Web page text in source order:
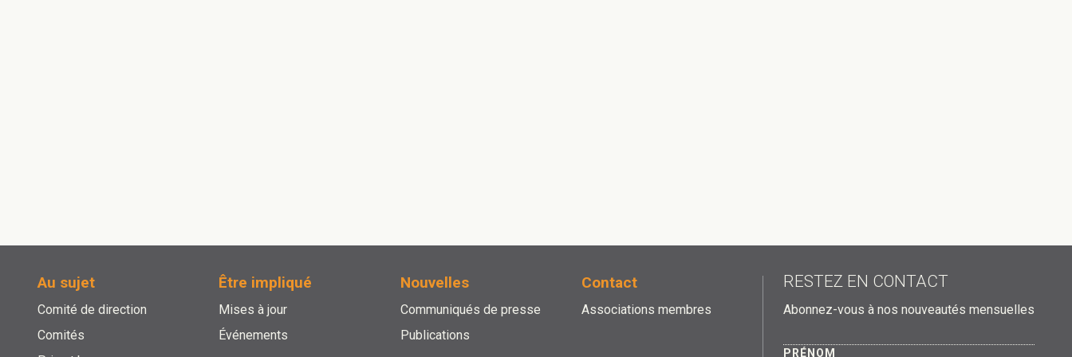
Au sujet
Comité de direction
Comités
Être impliqué
Mises à jour
Événements
Nouvelles
Communiqués de presse
Publications
Contact
Associations membres
RESTEZ EN CONTACT
Abonnez-vous à nos nouveautés mensuelles
PRÉNOM